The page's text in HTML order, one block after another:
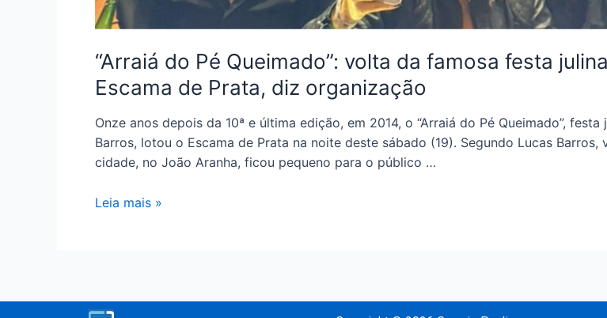
“Arraiá do Pé Queimado”: volta da famosa festa
Escama de Prata, diz organização
Onze anos depois da 10ª e última edição, em 2014, o “Arraiá do Pé Queimado”,
Barros, lotou o Escama de Prata na noite deste sábado (19). Segundo Lucas
cidade, no João Aranha, ficou pequeno para o público …
Leia mais »